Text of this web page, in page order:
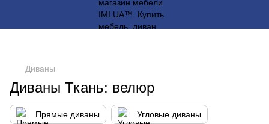
Диваны
Диваны Ткань: велюр
Прямые диваны Угловые диваны